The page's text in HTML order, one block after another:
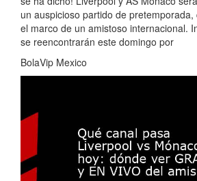
un auspicioso partido de
el marco de un amistoso internacional.
se reencontrarán este domingo por
BolaVip Mexico